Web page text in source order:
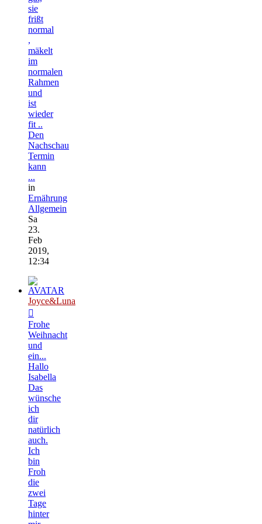
sie
frißt
normal
,
mäkelt
im
normalen
Rahmen
und
ist
wieder
fit ..
Den
Nachschau
Termin
kann
...
in
Ernährung
Allgemein
Sa
23.
Feb
2019,
12:34
Joyce&Luna
Frohe
Weihnacht
und
ein...
Hallo
Isabella
Das
wünsche
ich
dir
natürlich
auch.
Ich
bin
Froh
die
zwei
Tage
hinter